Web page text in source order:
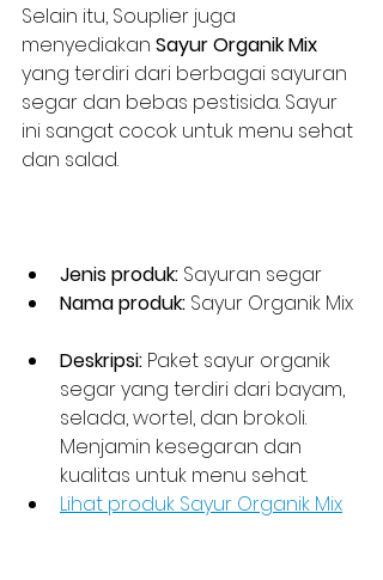
Selain itu, Souplier juga
menyediakan Sayur Organik Mix
yang terdiri dari berbagai sayuran
segar dan bebas pestisida. Sayur
ini sangat cocok untuk menu sehat
dan salad.
Jenis produk: Sayuran segar
Nama produk: Sayur Organik Mix
Deskripsi: Paket sayur organik
segar yang terdiri dari bayam,
selada, wortel, dan brokoli.
Menjamin kesegaran dan
kualitas untuk menu sehat.
Lihat produk Sayur Organik Mix